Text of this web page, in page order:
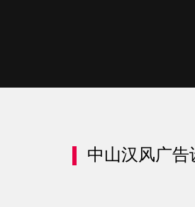
中山汉风广